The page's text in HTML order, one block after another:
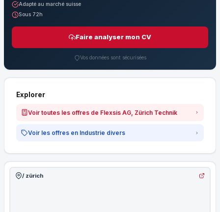
Adapté au marché suisse
Sous 72h
Faire analyser mon CV
Vos données sont sécurisées
Explorer
Voir toutes les offres de Flexsis AG, Zürich Technik
Voir les offres en Industrie divers
/ zürich